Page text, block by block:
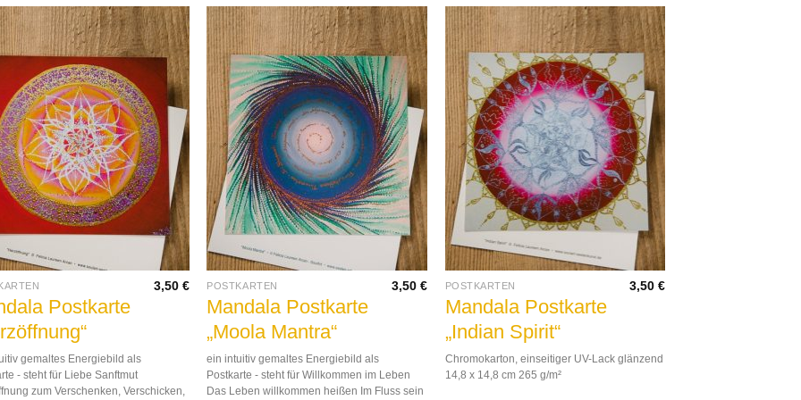
Postkarte
3,50 €
gemaltes Energiebild als
- steht für Liebe Sanftmut
zum Verschenken, Verschicken,
POSTKARTEN
Mandala Postkarte
„Moola Mantra“
3,50 €
ein intuitiv gemaltes Energiebild als
Postkarte - steht für Willkommen im Leben
Das Leben willkommen heißen Im Fluss sein
POSTKARTEN
Mandala Postkarte
„Indian Spirit“
3,50€
Chromokarton, einseitiger UV-Lack glänzend
14,8 x 14,8 cm 265 g/m²